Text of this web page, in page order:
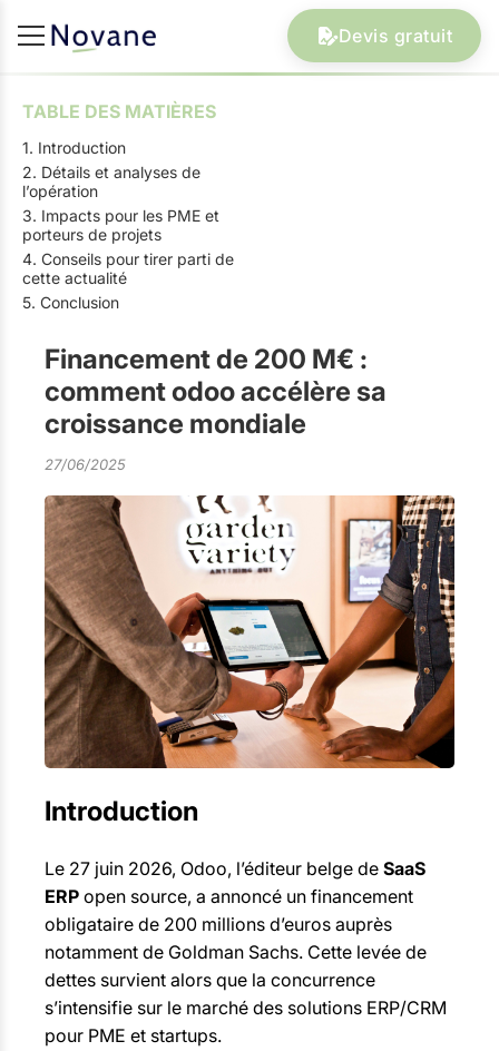
Devis gratuit
TABLE DES MATIÈRES
1. Introduction
2. Détails et analyses de
l’opération
3. Impacts pour les PME et
porteurs de projets
4. Conseils pour tirer parti de
cette actualité
5. Conclusion
Financement de 200 M€ :
comment odoo accélère sa
croissance mondiale
27/06/2025
Introduction
Le 27 juin 2026, Odoo, l’éditeur belge de SaaS
ERP open source, a annoncé un financement
obligataire de 200 millions d’euros auprès
notamment de Goldman Sachs. Cette levée de
dettes survient alors que la concurrence
s’intensifie sur le marché des solutions ERP/CRM
pour PME et startups.